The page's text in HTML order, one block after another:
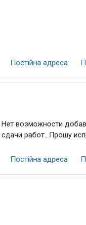
Постійна адреса
возможности
работ...Прошу
Постійна адреса